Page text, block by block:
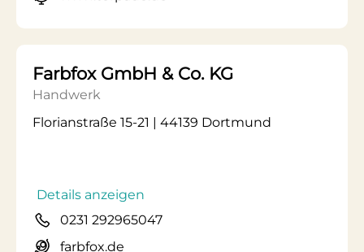
Farbfox GmbH & Co. KG
Handwerk
Florianstraße 15-21 | 44139 Dortmund
Details anzeigen
0231 292965047
farbfox.de